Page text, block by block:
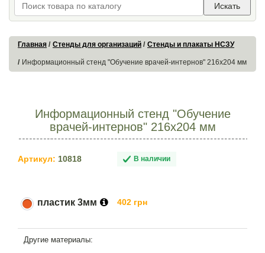
Искать
Главная Стенды для организаций Стенды и плакаты НСЗУ
Информационный стенд "Обучение врачей-интернов" 216х204 мм
Информационный стенд "Обучение
врачей-интернов" 216х204 мм
Артикул: 10818 В наличии
пластик 3мм 402 грн